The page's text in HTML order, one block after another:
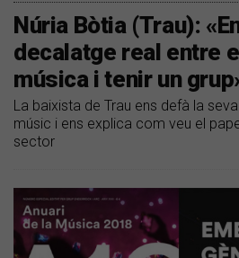
Núria Bòtia (Trau):
decalatge real entre
música i tenir un
La baixista de Trau ens defà la
músic i ens explica com veu el
sector